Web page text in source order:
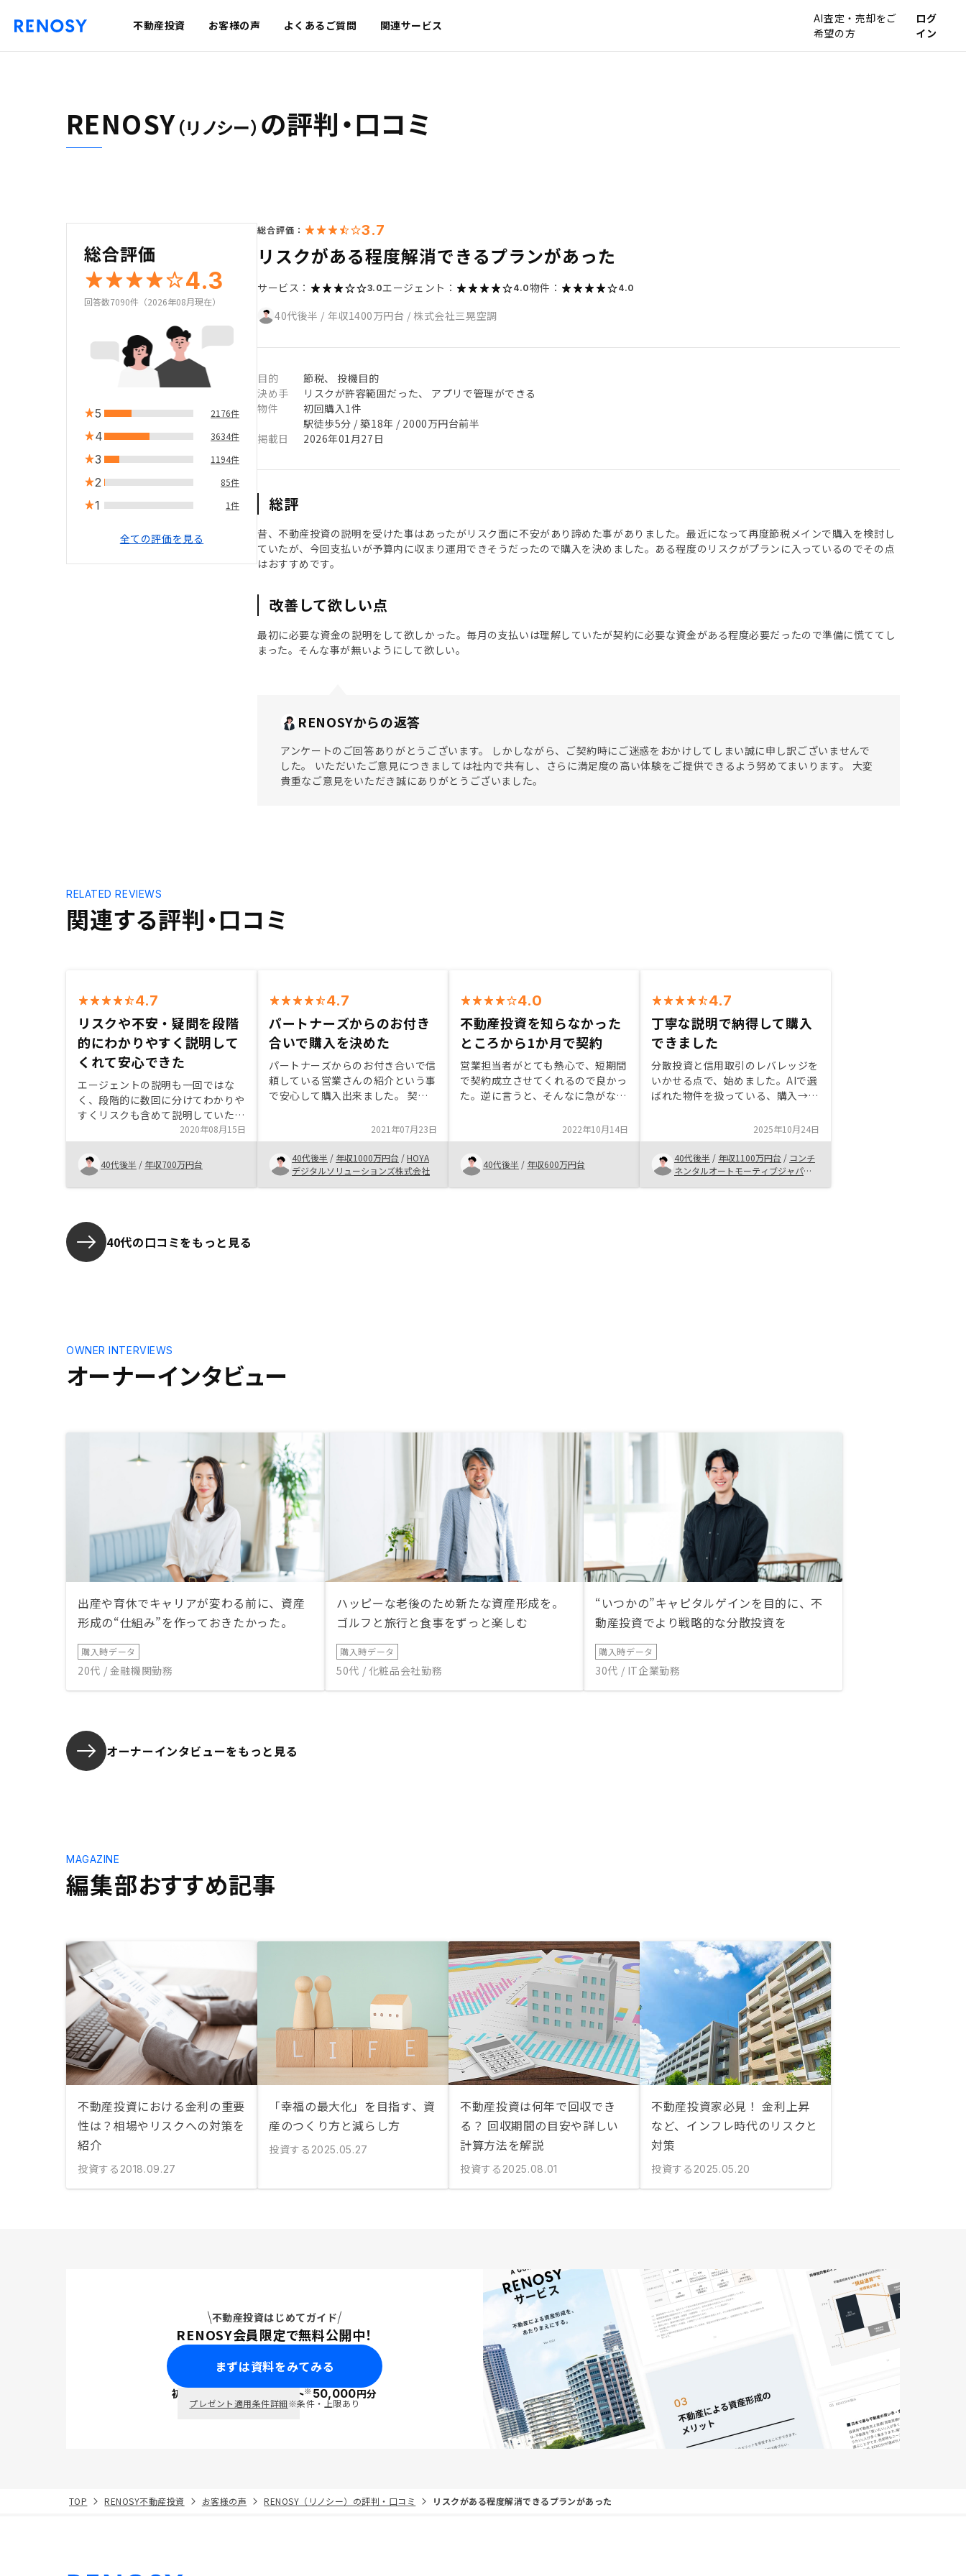
不動産投資 お客様の声 よくあるご質問 関連サービス
AI査定・売却をご
希望の方
ログ
イン
RENOSY（リノシー） の評判・口コミ
総合評価
4.3
回答数7090件（2026年08月現在）
5 2176件
4 3634件
3 1194件
2 85件
1 1件
全ての評価を見る
総合評価： 3.7
リスクがある程度解消できるプランがあった
サービス： 3.0エージェント： 4.0物件： 4.0
40代後半 / 年収1400万円台 / 株式会社三晃空調
目的
節税、 投機目的
決め手
リスクが許容範囲だった、 アプリで管理ができる
物件
初回購入1件
駅徒歩5分 / 築18年 / 2000万円台前半
掲載日
2026年01月27日
総評
昔、不動産投資の説明を受けた事はあったがリスク面に不安があり諦めた事がありました。最近になって再度節税メインで購入を検討し
ていたが、今回支払いが予算内に収まり運用できそうだったので購入を決めました。ある程度のリスクがプランに入っているのでその点
はおすすめです。
改善して欲しい点
最初に必要な資金の説明をして欲しかった。毎月の支払いは理解していたが契約に必要な資金がある程度必要だったので準備に慌ててし
まった。そんな事が無いようにして欲しい。
RENOSYからの返答
アンケートのご回答ありがとうございます。 しかしながら、ご契約時にご迷惑をおかけしてしまい誠に申し訳ございませんで
した。 いただいたご意見につきましては社内で共有し、さらに満足度の高い体験をご提供できるよう努めてまいります。 大変
貴重なご意見をいただき誠にありがとうございました。
関連する評判・口コミ
RELATED REVIEWS
4.7
リスクや不安・疑問を段階
的にわかりやすく説明して
くれて安心できた
エージェントの説明も一回ではな
く、段階的に数回に分けてわかりや
すくリスクも含めて説明していただ
き、不安や疑問にも答えてくださっ
たので、安心して購入できました。
契約時の記入する書類が多かったこ
とが少し苦痛でした。それと、こち
らで用意する必要書類についてどん
しく説明があったらよかったと思い
ました。
2020年08月15日
40代後半 / 年収700万円台
4.7
パートナーズからのお付き
合いで購入を決めた
パートナーズからのお付き合いで信
頼している営業さんの紹介という事
で安心して購入出来ました。 契約
ンス良くスピーディーに対応頂きと
ても感謝しています。 価格交渉の
余地があればよりお得感を感じる事
が出来たかなと思います。価格交渉
したい。 物件の検索を営業さん通
2021年07月23日
40代後半 / 年収1000万円台 /HOYA
デジタルソリューションズ株式会社
4.0
不動産投資を知らなかった
ところから1か月で契約
営業担当者がとても熱心で、短期間
で契約成立させてくれるので良かっ
た。逆に言うと、そんなに急がなく
なところ。でも、ダラダラしていた
ら契約できなかったと思う。他社と
比較する時間を作れなかったところ
が残念。個人情報をLINEや
GoogleFormで送ってくれという
2022年10月14日
40代後半 / 年収600万円台
4.7
丁寧な説明で納得して購入
できました
分散投資と信用取引のレバレッジを
いかせる点で、始めました。AIで選
ばれた物件を扱っている、購入→管
RENOSYを選択しました。営業のチ
ームも丁寧な説明、質問や疑問に対
する対応も問題なく引き渡しまでし
っかりしていた印象です。
2025年10月24日
40代後半 / 年収1100万円台 / コンチ
ネンタルオートモーティブジャパン
40代の口コミをもっと見る
オーナーインタビュー
OWNER INTERVIEWS
出産や育休でキャリアが変わる前に、資産
形成の“仕組み”を作っておきたかった。
購入時データ
20代 / 金融機関勤務
ハッピーな老後のため新たな資産形成を。
ゴルフと旅行と食事をずっと楽しむ
購入時データ
50代 / 化粧品会社勤務
“いつかの”キャピタルゲインを目的に、不
動産投資でより戦略的な分散投資を
購入時データ
30代 / IT企業勤務
オーナーインタビューをもっと見る
編集部おすすめ記事
MAGAZINE
不動産投資における金利の重要
性は？相場やリスクへの対策を
紹介
投資する 2018.09.27
「幸福の最大化」を目指す、資
産のつくり方と減らし方
投資する 2025.05.27
不動産投資は何年で回収でき
る？ 回収期間の目安や詳しい
計算方法を解説
投資する 2025.08.01
不動産投資家必見！ 金利上昇
など、インフレ時代のリスクと
対策
投資する 2025.05.20
不動産投資はじめてガイド
RENOSY会員限定で無料公開中！
まずは資料をみてみる
初回面談で ポイント※50,000円分
プレゼント適用条件詳細※条件・上限あり
TOP RENOSY不動産投資 お客様の声 RENOSY（リノシー）の評判・口コミ リスクがある程度解消できるプランがあった